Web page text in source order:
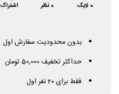
0 لایک 0 نظر اشتراک
بدون محدودیت سفارش اول
حداکثر تخفیف 50,000 تومان
فقط برای 20 نفر اول